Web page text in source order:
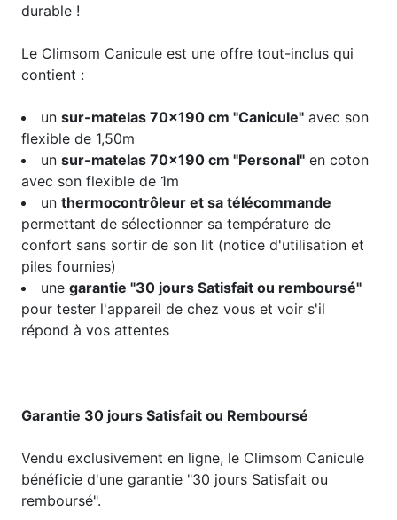
durable !
Le Climsom Canicule est une offre tout-inclus qui
contient :
un sur-matelas 70x190 cm "Canicule" avec son
flexible de 1,50m
un sur-matelas 70x190 cm "Personal" en coton
avec son flexible de 1m
un thermocontrôleur et sa télécommande
permettant de sélectionner sa température de
confort sans sortir de son lit (notice d'utilisation et
piles fournies)
une garantie "30 jours Satisfait ou remboursé"
pour tester l'appareil de chez vous et voir s'il
répond à vos attentes
Garantie 30 jours Satisfait ou Remboursé
Vendu exclusivement en ligne, le Climsom Canicule
bénéficie d'une garantie "30 jours Satisfait ou
remboursé".